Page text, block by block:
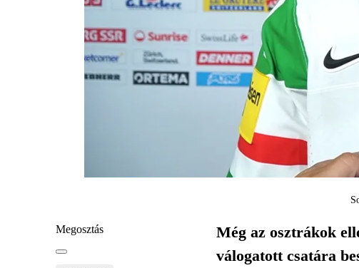
Megosztás
Még az osztrákok
válogatott csatára